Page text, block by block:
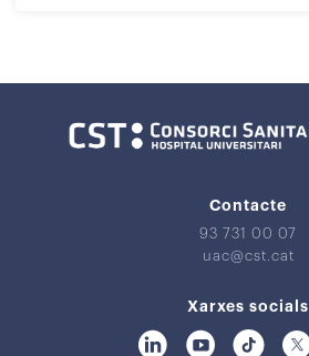
Contacte
93 731 00 07
uac@cst.cat
Xarxes socials